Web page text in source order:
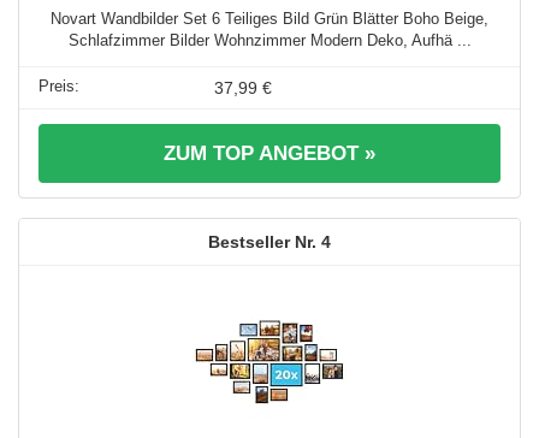
Novart Wandbilder Set 6 Teiliges Bild Grün Blätter Boho Beige,
Schlafzimmer Bilder Wohnzimmer Modern Deko, Aufhä ...
37,99 €
ZUM TOP ANGEBOT »
4